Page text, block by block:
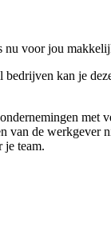
voor jou
kan je
met
van de werkgever
je team.